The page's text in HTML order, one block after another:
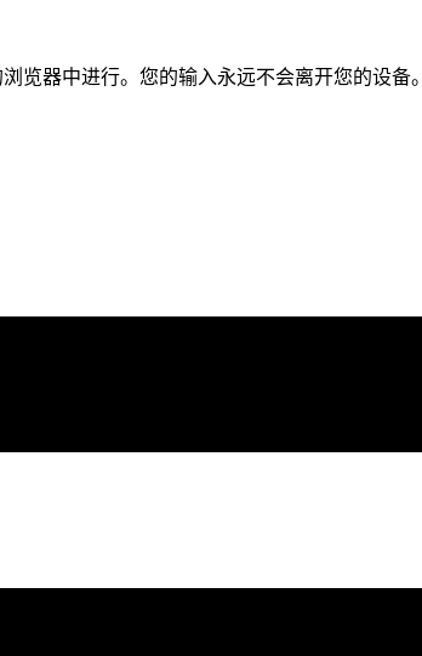
览器中进行。您的输入永远不会离开您的设备。